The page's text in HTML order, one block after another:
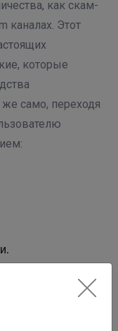
как скам-
каналах. Этот
которые
само, переходя
чтобы украсть
его аккаунт в